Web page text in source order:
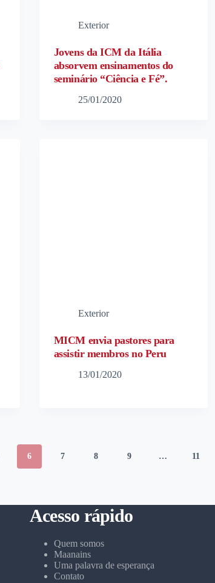
Exterior
Jovens da ICM da Itália
absorvem ensinamentos do
seminário “Ciência e Fé”.
25/01/2020
Exterior
MICM envia pastores para
assistir membros no Peru
13/01/2020
6 7 8 9 … 11
Acesso rápido
Quem somos
Maanains
Uma palavra de esperança
Contato